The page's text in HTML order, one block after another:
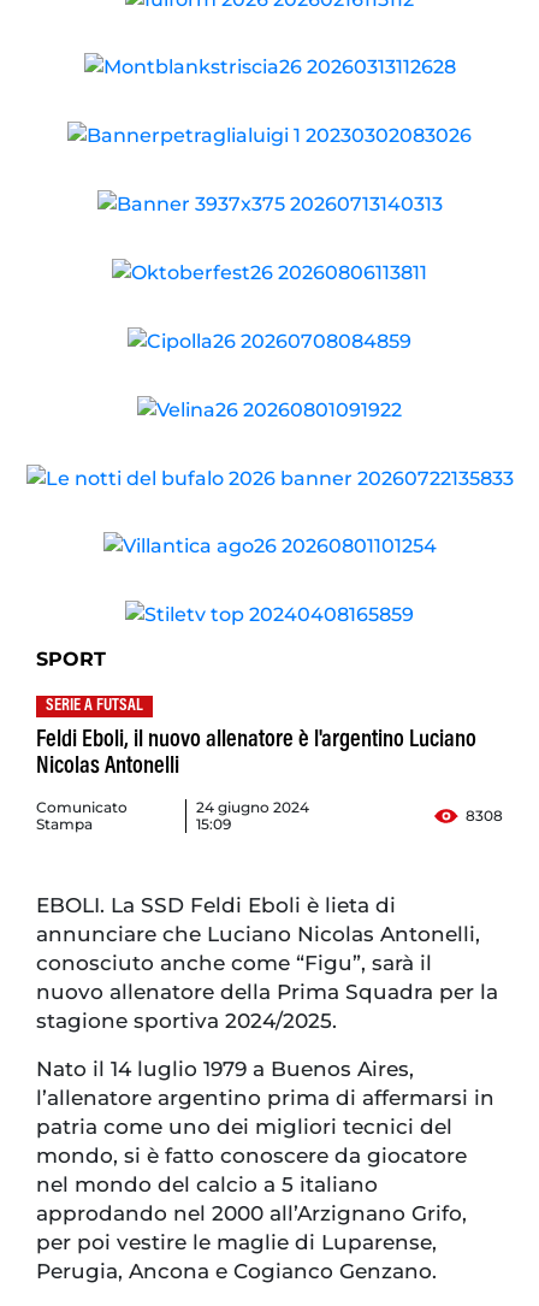
SPORT
SERIE A FUTSAL
Feldi Eboli, il nuovo allenatore è l'argentino Luciano
Nicolas Antonelli
Comunicato
Stampa
24 giugno 2024
15:09
8308
EBOLI. La SSD Feldi Eboli è lieta di
annunciare che Luciano Nicolas Antonelli,
conosciuto anche come “Figu”, sarà il
nuovo allenatore della Prima Squadra per la
stagione sportiva 2024/2025.
Nato il 14 luglio 1979 a Buenos Aires,
l’allenatore argentino prima di affermarsi in
patria come uno dei migliori tecnici del
mondo, si è fatto conoscere da giocatore
nel mondo del calcio a 5 italiano
approdando nel 2000 all’Arzignano Grifo,
per poi vestire le maglie di Luparense,
Perugia, Ancona e Cogianco Genzano.